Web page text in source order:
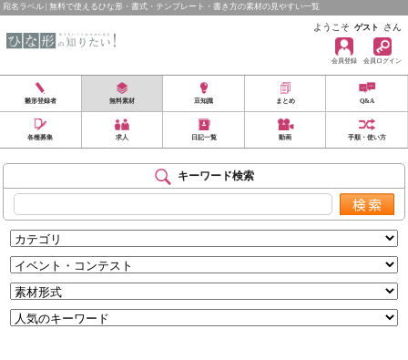
宛名ラベル | 無料で使えるひな形・書式・テンプレート・書き方の素材の見やすい一覧
ようこそ ゲスト さん
会員登録 会員ログイン
雛形登録者 無料素材 豆知識 まとめ Q&A
各種募集 求人 日記一覧 動画 手順・使い方
キーワード検索